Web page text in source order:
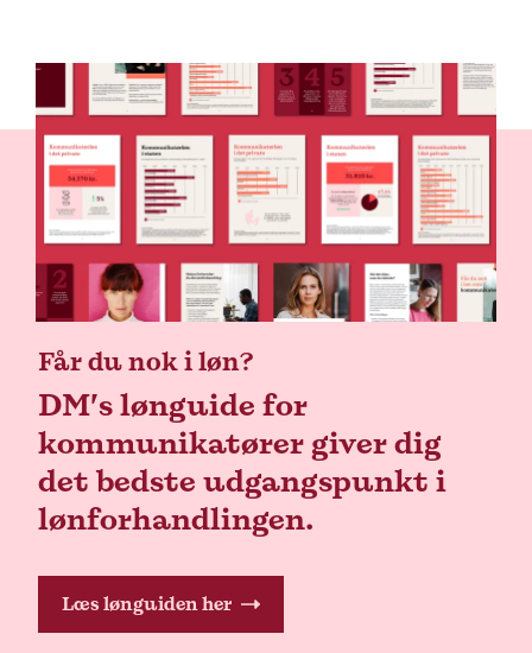
Får du nok i løn?
DM’s lønguide for
kommunikatører giver dig
det bedste udgangspunkt i
lønforhandlingen.
Læs lønguiden her